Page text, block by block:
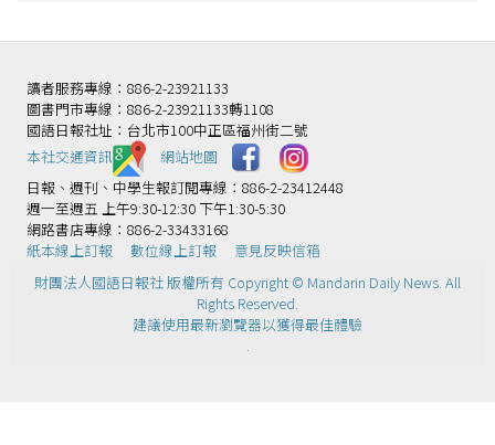
讀者服務專線：886-2-23921133
圖書門市專線：886-2-23921133轉1108
國語日報社址：台北市100中正區福州街二號
本社交通資訊️
網站地圖
日報、週刊、中學生報訂閱專線：886-2-23412448
週一至週五 上午9:30-12:30 下午1:30-5:30
網路書店專線：886-2-33433168
紙本線上訂報
數位線上訂報
意見反映信箱
財團法人國語日報社 版權所有 Copyright © Mandarin Daily News. All
Rights Reserved.
建議使用最新瀏覽器以獲得最佳體驗
.